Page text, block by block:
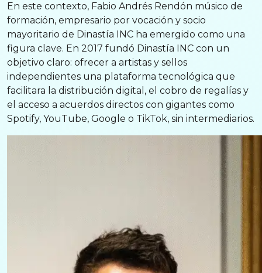
En este contexto, Fabio Andrés Rendón músico de
formación, empresario por vocación y socio
mayoritario de Dinastía INC ha emergido como una
figura clave. En 2017 fundó Dinastía INC con un
objetivo claro: ofrecer a artistas y sellos
independientes una plataforma tecnológica que
facilitara la distribución digital, el cobro de regalías y
el acceso a acuerdos directos con gigantes como
Spotify, YouTube, Google o TikTok, sin intermediarios.